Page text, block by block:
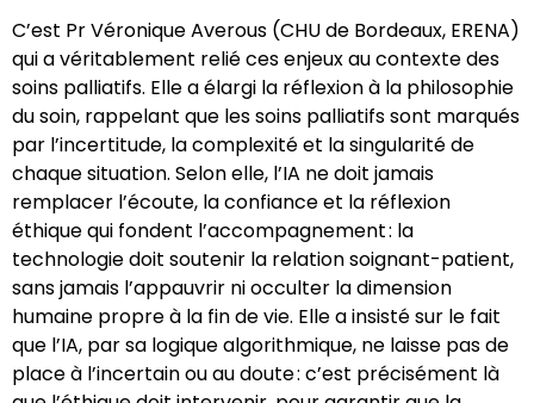
C’est Pr Véronique Averous (CHU de Bordeaux, ERENA)
qui a véritablement relié ces enjeux au contexte des
soins palliatifs. Elle a élargi la réflexion à la philosophie
du soin, rappelant que les soins palliatifs sont marqués
par l’incertitude, la complexité et la singularité de
chaque situation. Selon elle, l’IA ne doit jamais
remplacer l’écoute, la confiance et la réflexion
éthique qui fondent l’accompagnement : la
technologie doit soutenir la relation soignant-patient,
sans jamais l’appauvrir ni occulter la dimension
humaine propre à la fin de vie. Elle a insisté sur le fait
que l’IA, par sa logique algorithmique, ne laisse pas de
place à l’incertain ou au doute : c’est précisément là